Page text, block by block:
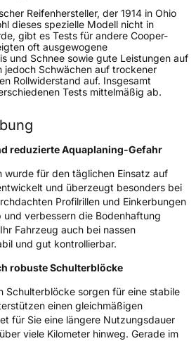
Reifenhersteller, der 1914 in Ohio
dieses spezielle Modell nicht in
gibt es Tests für andere Cooper-
oft ausgewogene
und Schnee sowie gute Leistungen auf
jedoch Schwächen auf trockener
Rollwiderstand auf. Insgesamt
Tests mittelmäßig ab.
reduzierte Aquaplaning-Gefahr
wurde für den täglichen Einsatz auf
und überzeugt besonders bei
Profilrillen und Einkerbungen
und verbessern die Bodenhaftung
Fahrzeug auch bei nassen
und gut kontrollierbar.
robuste Schulterblöcke
Schulterblöcke sorgen für eine stabile
einen gleichmäßigen
für Sie eine längere Nutzungsdauer
viele Kilometer hinweg. Gerade im